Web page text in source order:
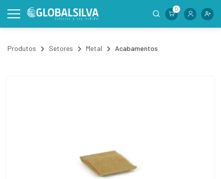
0
Produtos Setores Metal Acabamentos